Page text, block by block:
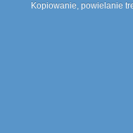
Kopiowanie, powielanie